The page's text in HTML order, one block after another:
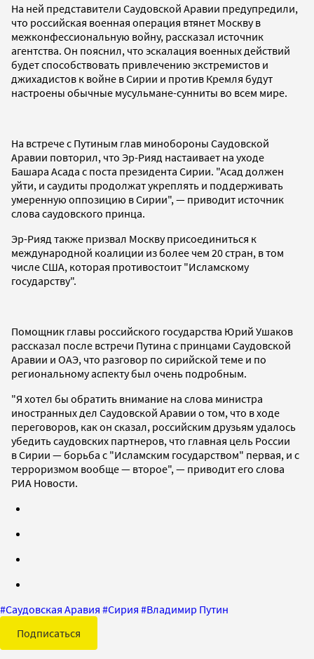
На ней представители Саудовской Аравии предупредили,
что российская военная операция втянет Москву в
межконфессиональную войну, рассказал источник
агентства. Он пояснил, что эскалация военных действий
будет способствовать привлечению экстремистов и
джихадистов к войне в Сирии и против Кремля будут
настроены обычные мусульмане-сунниты во всем мире.
На встрече с Путиным глав минобороны Саудовской
Аравии повторил, что Эр-Рияд настаивает на уходе
Башара Асада с поста президента Сирии. "Асад должен
уйти, и саудиты продолжат укреплять и поддерживать
умеренную оппозицию в Сирии", — приводит источник
слова саудовского принца.
Эр-Рияд также призвал Москву присоединиться к
международной коалиции из более чем 20 стран, в том
числе США, которая противостоит "Исламскому
государству".
Помощник главы российского государства Юрий Ушаков
рассказал после встречи Путина с принцами Саудовской
Аравии и ОАЭ, что разговор по сирийской теме и по
региональному аспекту был очень подробным.
"Я хотел бы обратить внимание на слова министра
иностранных дел Саудовской Аравии о том, что в ходе
переговоров, как он сказал, российским друзьям удалось
убедить саудовских партнеров, что главная цель России
в Сирии — борьба с "Исламским государством" первая, и с
терроризмом вообще — второе", — приводит его слова
РИА Новости.
#Саудовская Аравия #Сирия #Владимир Путин
Подписаться